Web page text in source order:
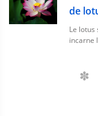
de
Le
incarne